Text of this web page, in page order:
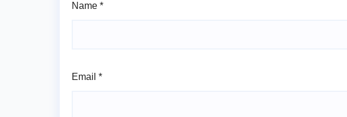
Name *
Email *